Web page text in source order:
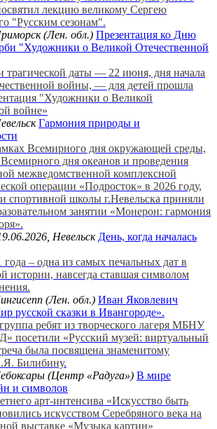
лекцию великому Сергею
"Русским сезонам".
(Лен. обл.) Презентация ко Дню
"Художники о Великой Отечественной
трагической даты — 22 июня, дня начала
войны, — для детей прошла
"Художники о Великой
войне»
Гармония природы и
Всемирного дня окружающей среды,
дня океанов и проведения
межведомственной комплексной
операции «Подросток» в 2026 году,
спортивной школы г.Невельска приняли
занятии «Монерон: гармония
Невельск День, когда началась
– одна из самых печальных дат в
истории, навсегда ставшая символом
(Лен. обл.) Иван Яковлевич
русской сказки в Ивангороде».
ребят из творческого лагеря МБНУ
посетили «Русский музей: виртуальный
была посвящена знаменитому
Билибину.
(Центр «Радуга») В мире
и символов
арт-интенсива «Искусство быть
искусством Серебряного века на
выставке «Музыка картин»